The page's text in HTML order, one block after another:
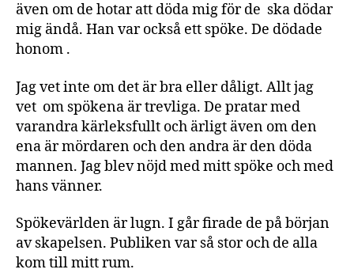
även om de hotar att döda mig för de ska dödar
mig ändå. Han var också ett spöke. De dödade
honom .
Jag vet inte om det är bra eller dåligt. Allt jag
vet om spökena är trevliga. De pratar med
varandra kärleksfullt och ärligt även om den
ena är mördaren och den andra är den döda
mannen. Jag blev nöjd med mitt spöke och med
hans vänner.
Spökevärlden är lugn. I går firade de på början
av skapelsen. Publiken var så stor och de alla
kom till mitt rum.